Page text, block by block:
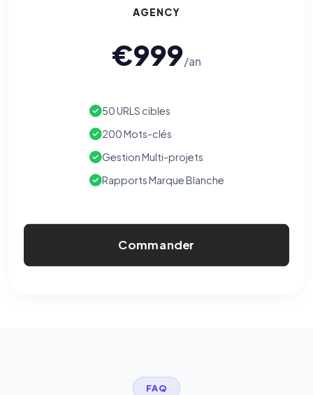
AGENCY
€999/an
50 URLS cibles
200 Mots-clés
Gestion Multi-projets
Rapports Marque Blanche
Commander
FAQ